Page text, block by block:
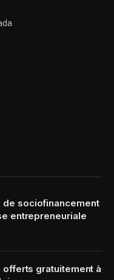
de sociofinancement
entrepreneuriale
offerts gratuitement à